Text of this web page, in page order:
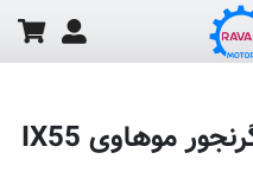
فیلتر روغن آزرا 2010 گرنجور موهاوی IX55